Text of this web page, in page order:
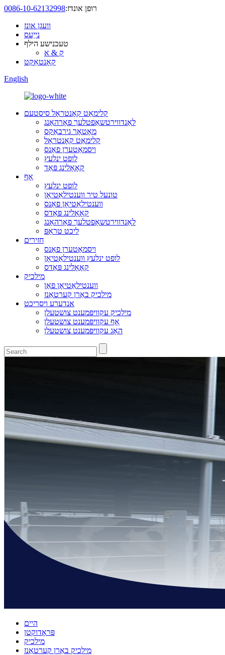
רופן אונדז:0086-10-62132998
וועגן אונז
נייַעס
טעכנישע הילף
ק & א
קאָנטאַקט
English
קלימאַט קאָנטראָל סיסטעם
לאַנדווירטשאַפטלעך פאָרהאַנג
מאָטאָר גירבאַקס
קלימאַט קאָנטראָל
ויסמאַטערן פאַנס
לופט ינלעץ
קאָאָלינג פּאַד
אָף
לופט ינלעץ
טונעל טיר ווענטילאַטיאָן
ווענטילאַטיאָן פאַנס
קאָאָלינג פּאַדס
לאַנדווירטשאַפטלעך פאָרהאַנג
ליכט טראַפּ
חזירים
ויסמאַטערן פאַנס
לופט ינלעץ ווענטילאַטיאָן
קאָאָלינג פּאַדס
מילכיק
ווענטילאַטיאָן פאַן
מילכיק באַרן קערטאַנז
אנדערע ויסריכט
מילכיק עקוויפּמענט צושטעלן
אָף עקוויפּמענט צושטעלן
האָג עקוויפּמענט צושטעלן
היים
פּראָדוקטן
מילכיק
מילכיק באַרן קערטאַנז